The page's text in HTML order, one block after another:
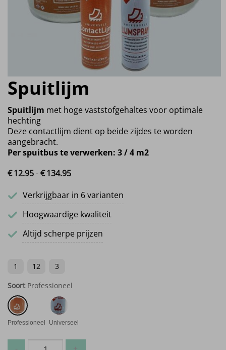
Spuitlijm
Spuitlijm met hoge vaststofgehaltes voor optimale
hechting
Deze contactlijm dient op beide zijdes te worden
aangebracht.
Per spuitbus te verwerken: 3 / 4 m2
€12.95-€134.95
Verkrijgbaar in 6 varianten
Hoogwaardige kwaliteit
Altijd scherpe prijzen
1 12
3
Soort Professioneel
Professioneel Universeel
Spuitlijm aantal